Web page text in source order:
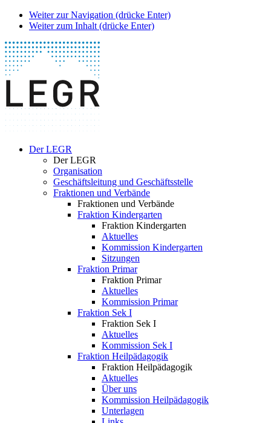
Weiter zur Navigation (drücke Enter)
Weiter zum Inhalt (drücke Enter)
Der LEGR
Der LEGR
Organisation
Geschäftsleitung und Geschäftsstelle
Fraktionen und Verbände
Fraktionen und Verbände
Fraktion Kindergarten
Fraktion Kindergarten
Aktuelles
Kommission Kindergarten
Sitzungen
Fraktion Primar
Fraktion Primar
Aktuelles
Kommission Primar
Fraktion Sek I
Fraktion Sek I
Aktuelles
Kommission Sek I
Fraktion Heilpädagogik
Fraktion Heilpädagogik
Aktuelles
Über uns
Kommission Heilpädagogik
Unterlagen